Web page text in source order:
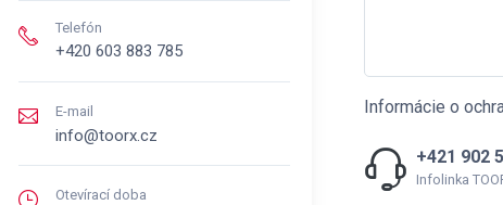
Telefón
+420 603 883 785
E-mail
info@toorx.cz
Otevírací doba
Informácie o
+421 902
Infolinka